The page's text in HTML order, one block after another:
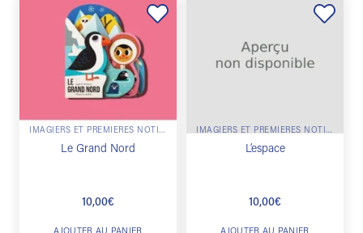
liste de
souhaits
IMAGIERS ET PREMIÈRES NOTIONS
Le Grand Nord
10,00€
souhaits
IMAGIERS ET PREMIÈRES NOTIONS
L’espace
10,00€